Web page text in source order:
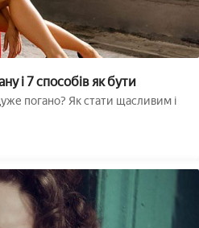
і 7 способів як бути
погано? Як стати щасливим і